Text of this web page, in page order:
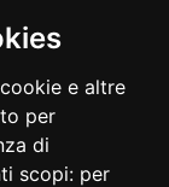
e altre
per
di
scopi: per
pagamento
elettronica
in